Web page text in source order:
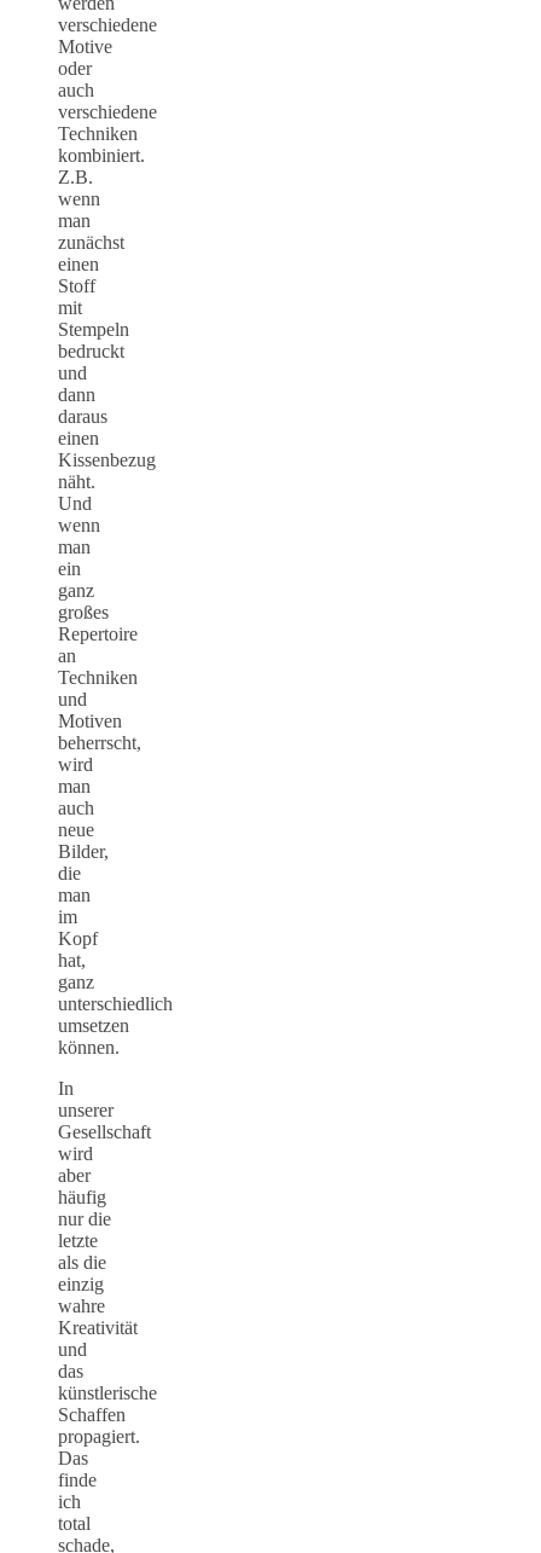
verschiedene
Motive
oder
auch
verschiedene
Techniken
kombiniert.
Z.B.
wenn
man
zunächst
einen
Stoff
mit
Stempeln
bedruckt
und
dann
daraus
einen
Kissenbezug
näht.
Und
wenn
man
ein
ganz
großes
Repertoire
an
Techniken
und
Motiven
beherrscht,
wird
man
auch
neue
Bilder,
die
man
im
Kopf
hat,
ganz
unterschiedlich
umsetzen
können.
In
unserer
Gesellschaft
wird
aber
häufig
nur die
letzte
als die
einzig
wahre
Kreativität
und
das
künstlerische
Schaffen
propagiert.
Das
finde
ich
total
schade,